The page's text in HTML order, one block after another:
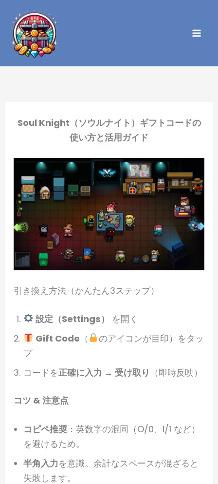
キ
Soul Knight（ソウルナイト）ギフトコードの
使い方と活用ガイド
引き換え方法（かんたん3ステップ）
設定（Settings）
を開く
Gift Code （
のアイコンが目印）をタッ
プ
コードを正確に入力 → 受け取り （即時反映）
コツ & 注意点
コピペ推奨 ：英数字の混同（O/0、I/1 など）
を避けるため。
半角入力を意識。余計なスペースが混ざると
失敗します。